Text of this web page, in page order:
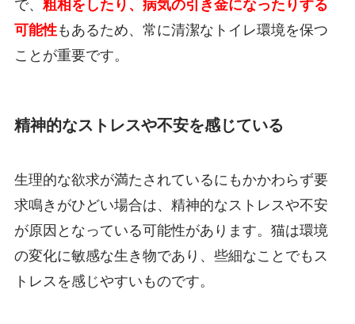
で、 粗相をしたり、病気の引き金になったりする
可能性もあるため、常に清潔なトイレ環境を保つ
ことが重要です。
精神的なストレスや不安を感じている
生理的な欲求が満たされているにもかかわらず要
求鳴きがひどい場合は、精神的なストレスや不安
が原因となっている可能性があります。猫は環境
の変化に敏感な生き物であり、些細なことでもス
トレスを感じやすいものです。